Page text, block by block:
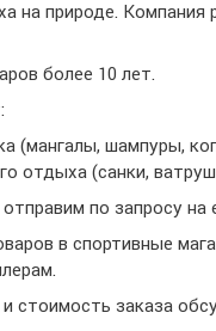
на природе.
более 10 лет.
(мангалы, шампуры,
отдыха (санки,
по запросу на
в спортивные
стоимость заказа